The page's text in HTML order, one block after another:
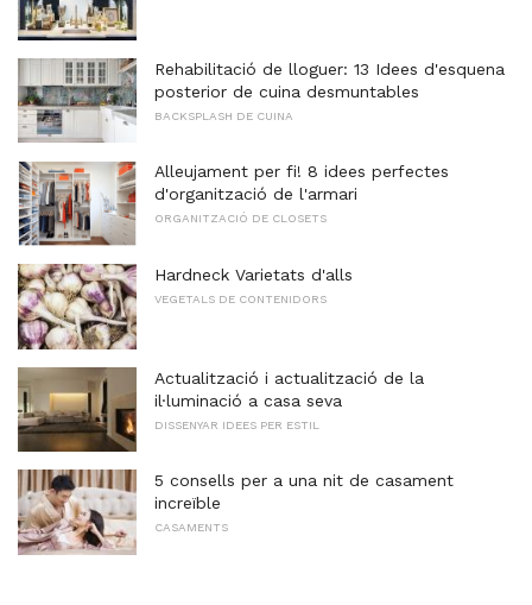
Rehabilitació de lloguer: 13 Idees d'esquena
posterior de cuina desmuntables
BACKSPLASH DE CUINA
Alleujament per fi! 8 idees perfectes
d'organització de l'armari
ORGANITZACIÓ DE CLOSETS
Hardneck Varietats d'alls
VEGETALS DE CONTENIDORS
Actualització i actualització de la
il·luminació a casa seva
DISSENYAR IDEES PER ESTIL
5 consells per a una nit de casament
increïble
CASAMENTS